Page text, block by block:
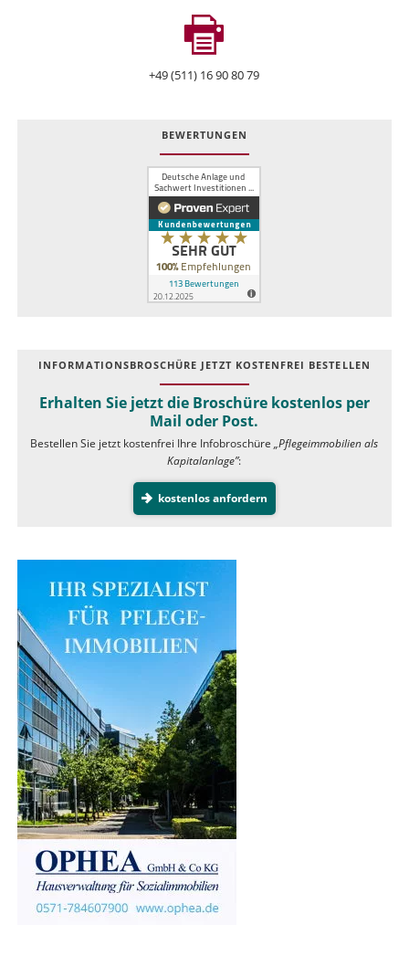
+49 (511) 16 90 80 79
BEWERTUNGEN
INFOR­MATIONS­BROSCHÜRE JETZT KOSTEN­FREI BESTELLEN
Erhalten Sie jetzt die Broschüre kostenlos per
Mail oder Post.
Bestellen Sie jetzt kostenfrei Ihre Infobroschüre„Pflegeimmobilien als
Kapitalanlage”:
kostenlos anfordern